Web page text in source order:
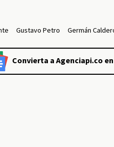
Gustavo Petro Germán
Convierta a Agenciapi.co